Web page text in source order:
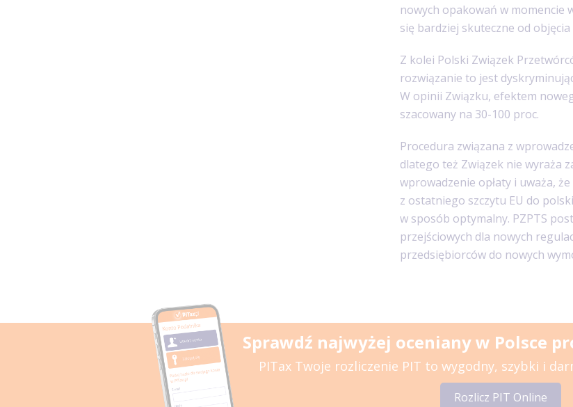
nowych opakowań w momencie
się bardziej skuteczne od
Z kolei Polski Związek
rozwiązanie to jest
W opinii Związku, efektem
szacowany na 30-100 proc.
Procedura związana z
dlatego też Związek nie wyraża
wprowadzenie opłaty i uważa,
z ostatniego szczytu EU do
w sposób optymalny. PZPTS
przejściowych dla nowych
przedsiębiorców do nowych
Sprawdź najwyżej oceniany w Polsce
PITax Twoje rozliczenie PIT to wygodny, szybki i
Rozlicz PIT Online